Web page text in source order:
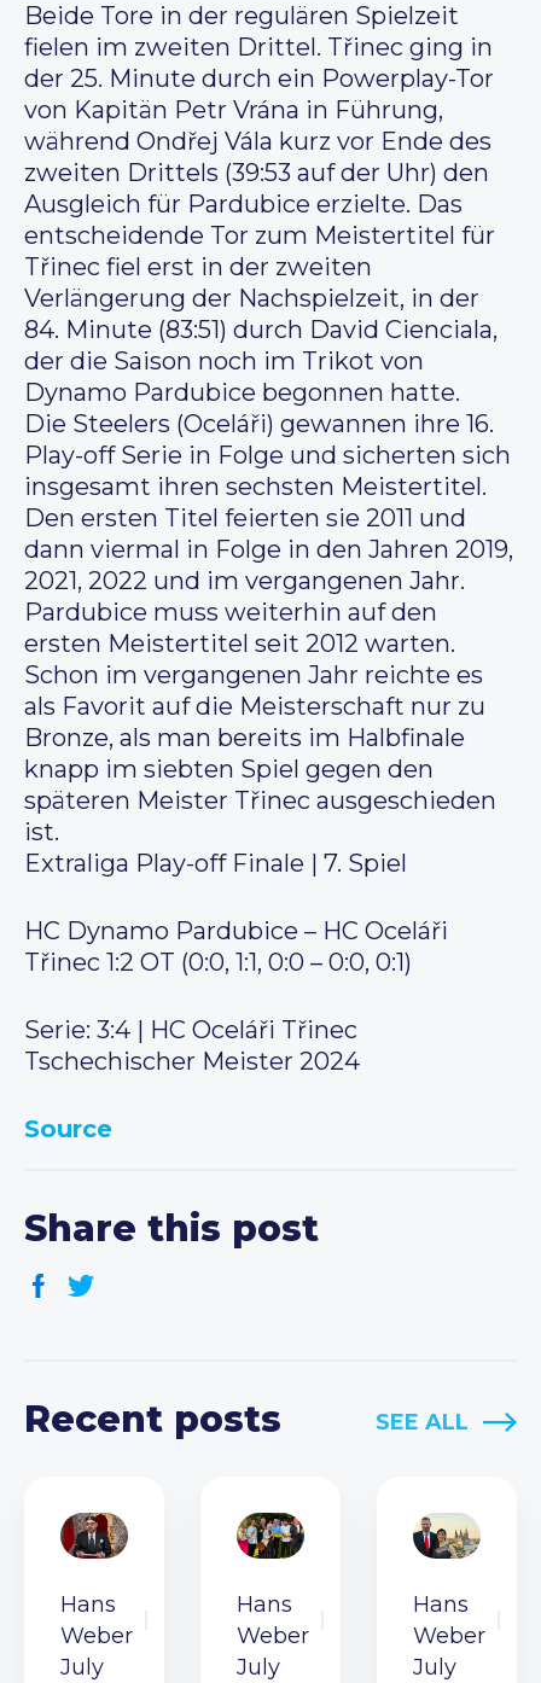
Beide Tore in der regulären Spielzeit
fielen im zweiten Drittel. Třinec ging in
der 25. Minute durch ein Powerplay-Tor
von Kapitän Petr Vrána in Führung,
während Ondřej Vála kurz vor Ende des
zweiten Drittels (39:53 auf der Uhr) den
Ausgleich für Pardubice erzielte. Das
entscheidende Tor zum Meistertitel für
Třinec fiel erst in der zweiten
Verlängerung der Nachspielzeit, in der
84. Minute (83:51) durch David Cienciala,
der die Saison noch im Trikot von
Dynamo Pardubice begonnen hatte.
Die Steelers (Oceláři) gewannen ihre 16.
Play-off Serie in Folge und sicherten sich
insgesamt ihren sechsten Meistertitel.
Den ersten Titel feierten sie 2011 und
dann viermal in Folge in den Jahren 2019,
2021, 2022 und im vergangenen Jahr.
Pardubice muss weiterhin auf den
ersten Meistertitel seit 2012 warten.
Schon im vergangenen Jahr reichte es
als Favorit auf die Meisterschaft nur zu
Bronze, als man bereits im Halbfinale
knapp im siebten Spiel gegen den
späteren Meister Třinec ausgeschieden
ist.
Extraliga Play-off Finale | 7. Spiel
HC Dynamo Pardubice – HC Oceláři
Třinec 1:2 OT (0:0, 1:1, 0:0 – 0:0, 0:1)
Serie: 3:4 | HC Oceláři Třinec
Tschechischer Meister 2024
Source
Share this post
Recent posts SEE ALL
Hans
Weber
July
Hans
Weber
July
Hans
Weber
July